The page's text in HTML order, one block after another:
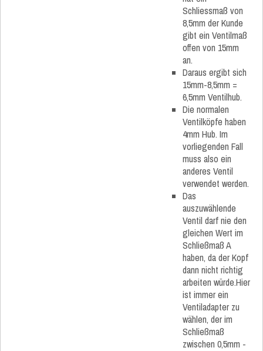
Schliessmaß von
8,5mm der Kunde
gibt ein Ventilmaß
offen von 15mm
an.
Daraus ergibt sich
15mm-8,5mm =
6,5mm Ventilhub.
Die normalen
Ventilköpfe haben
4mm Hub. Im
vorliegenden Fall
muss also ein
anderes Ventil
verwendet werden.
Das
auszuwählende
Ventil darf nie den
gleichen Wert im
Schließmaß A
haben, da der Kopf
dann nicht richtig
arbeiten würde.Hier
ist immer ein
Ventiladapter zu
wählen, der im
Schließmaß
zwischen 0,5mm -